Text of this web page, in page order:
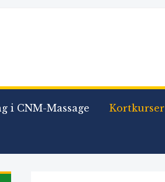
i CNM-Massage Kortkurser